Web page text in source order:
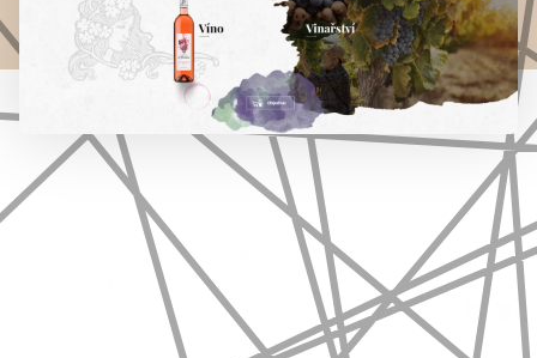
777 353 464